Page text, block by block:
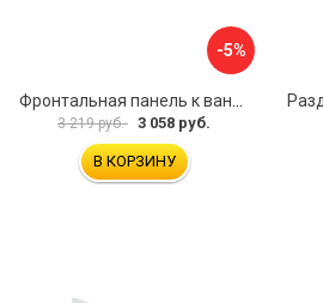
-5%
3 219 руб. 3 058 руб.
В КОРЗИНУ